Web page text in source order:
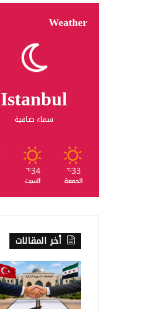
Weather
Istanbul
سماء صافية
33
℃
الجمعة
34
℃
السبت
أخر المقالات